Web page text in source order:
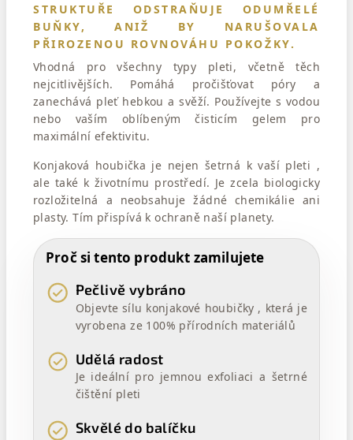
STRUKTUŘE ODSTRAŇUJE ODUMŘELÉ
BUŇKY, ANIŽ BY NARUŠOVALA
PŘIROZENOU ROVNOVÁHU POKOŽKY.
Vhodná pro všechny typy pleti, včetně těch
nejcitlivějších. Pomáhá pročišťovat póry a
zanechává pleť hebkou a svěží. Používejte s vodou
nebo vaším oblíbeným čisticím gelem pro
maximální efektivitu.
Konjaková houbička je nejen šetrná k vaší pleti ,
ale také k životnímu prostředí. Je zcela biologicky
rozložitelná a neobsahuje žádné chemikálie ani
plasty. Tím přispívá k ochraně naší planety.
Proč si tento produkt zamilujete
Pečlivě vybráno
Objevte sílu konjakové houbičky , která je
vyrobena ze 100% přírodních materiálů
Udělá radost
Je ideální pro jemnou exfoliaci a šetrné
čištění pleti
Skvělé do balíčku